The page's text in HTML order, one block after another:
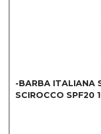
-BARBA ITALIANA
SCIROCCO SPF20